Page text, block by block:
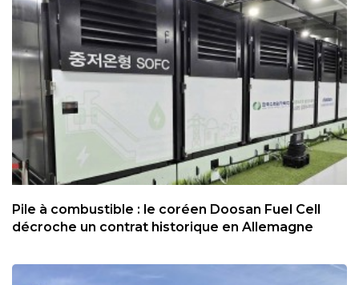
Pile à combustible : le coréen Doosan Fuel Cell
décroche un contrat historique en Allemagne